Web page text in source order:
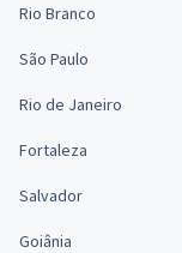
Rio Branco
São Paulo
Rio de Janeiro
Fortaleza
Salvador
Goiânia